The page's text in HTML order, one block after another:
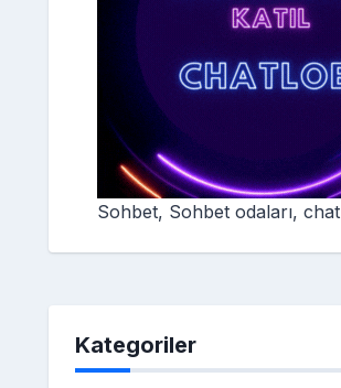
Sohbet, Sohbet odaları, chat
Kategoriler